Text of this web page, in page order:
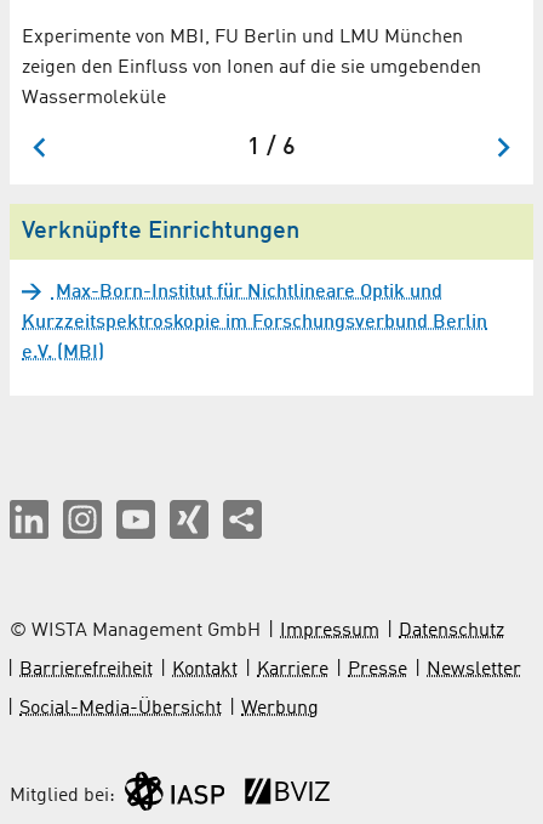
Experimente von MBI, FU Berlin und LMU München
zeigen den Einfluss von Ionen auf die sie umgebenden
Wassermoleküle
1 / 6
Verknüpfte Einrichtungen
Max-Born-Institut für Nichtlineare Optik und
Kurzzeitspektroskopie im Forschungsverbund Berlin
e.V. (MBI)
© WISTA Management GmbH Impressum
Datenschutz
Barrierefreiheit
Kontakt Karriere Presse
Newsletter
Social-Media-Übersicht
Werbung
Mitglied bei: